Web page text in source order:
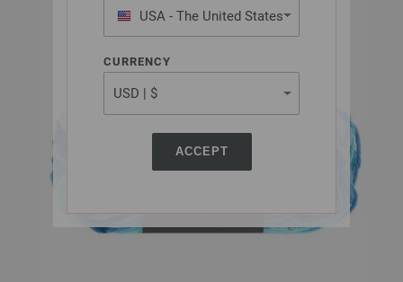
USA - The United States
of America
CURRENCY
ACCEPT